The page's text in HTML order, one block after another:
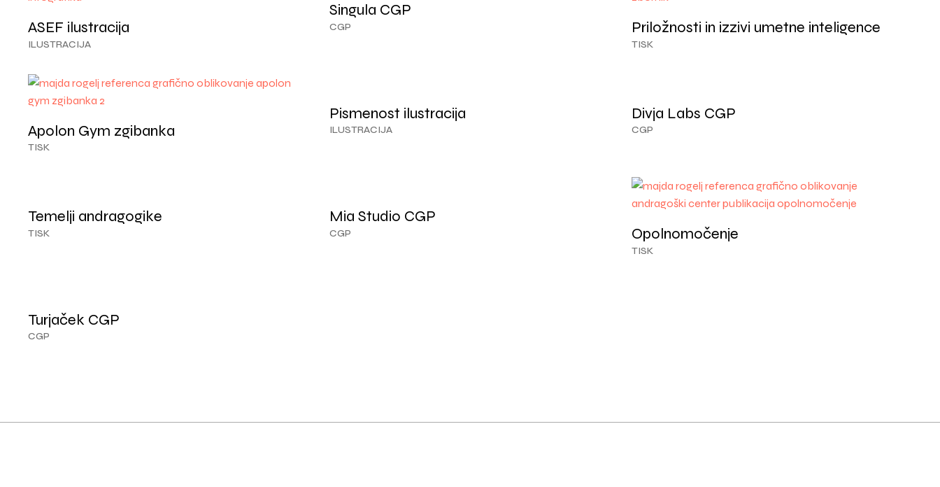
ASEF ilustracija
ILUSTRACIJA
Singula CGP
CGP Priložnosti in izzivi umetne inteligence
TISK
Apolon Gym zgibanka
TISK
Pismenost ilustracija
ILUSTRACIJA
Divja Labs CGP
CGP
Temelji andragogike
TISK
Mia Studio CGP
CGP Opolnomočenje
TISK
Turjaček CGP
CGP